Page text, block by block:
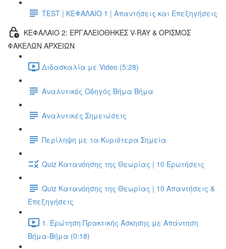
TEST | ΚΕΦΑΛΑΙΟ 1 | Απαντήσεις και Επεξηγήσεις
ΚΕΦΑΛΑΙΟ 2: ΕΡΓΑΛΕΙΟΘΗΚΕΣ V-RAY & ΟΡΙΣΜΟΣ
ΦΑΚΕΛΩΝ ΑΡΧΕΙΩΝ
Διδασκαλία με Video (5:28)
Αναλυτικός Οδηγός Βήμα Βήμα
Αναλυτικές Σημειώσεις
Περίληψη με τα Κυριότερα Σημεία
Quiz Κατανόησης της Θεωρίας | 10 Ερωτήσεις
Quiz Κατανόησης της Θεωρίας | 10 Απαντήσεις &
Επεξηγήσεις
1. Ερώτηση Πρακτικής Άσκησης με Απάντηση
Βήμα-Βήμα (0:18)